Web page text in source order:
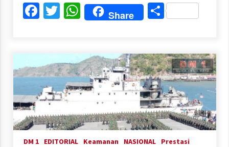
Facebook
Twitter
WhatsApp
Share Share
DM 1 EDITORIAL Keamanan NASIONAL
Prestasi